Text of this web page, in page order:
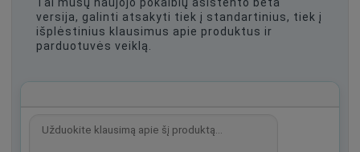
versija, galinti atsakyti tiek į standartinius, tiek į
išplėstinius klausimus apie produktus ir
parduotuvės veiklą.